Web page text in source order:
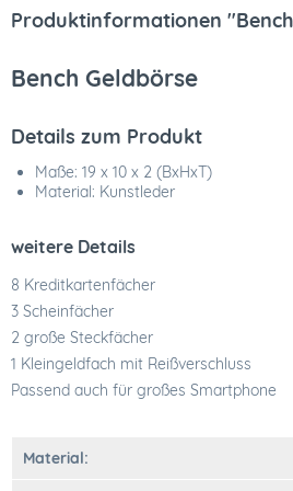
Produktinformationen
Bench Geldbörse
Details zum Produkt
Maße: 19 x 10 x 2 (BxHxT)
Material: Kunstleder
weitere Details
8 Kreditkartenfächer
3 Scheinfächer
2 große Steckfächer
1 Kleingeldfach mit Reißverschluss
Passend auch für großes Smartphone
Material: